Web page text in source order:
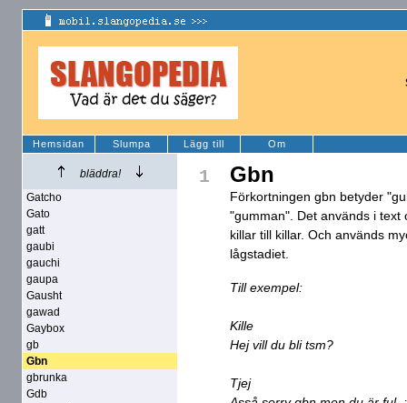
Hemsidan Slumpa Lägg till Om
bläddra!
Gatcho
Gato
gatt
gaubi
gauchi
gaupa
Gausht
gawad
Gaybox
gb
Gbn
gbrunka
Gdb
1 Gbn
Förkortningen gbn betyder
"gumman". Det används i text
killar till killar. Och används
lågstadiet.
Till exempel:
Kille
Hej vill du bli tsm?
Tjej